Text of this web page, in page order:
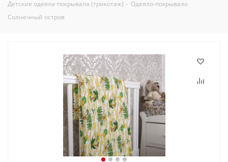
Детские одеяла-покрывала (трикотаж) - Одеяло-покрывало
Солнечный остров